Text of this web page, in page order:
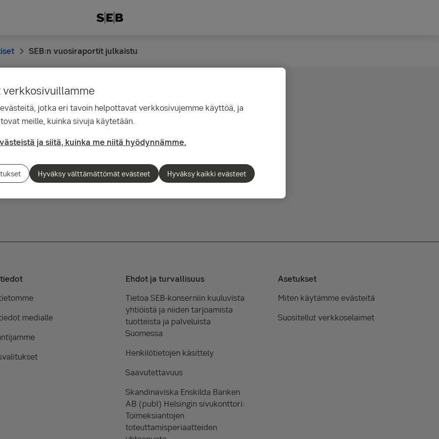
SEB:n vuosiraportit julkaistu
13.54
julkaistu
sekä vakavaraisuus- ja riskienhallintaraportit ovat nyt
medialle
Ehdot ja turvallisuus
Tietoa SEB-konserniin kuuluvista
yhtiöistä ja niiden tarjoamista
tuotteista ja palveluista
Suomessa
Henkilötietojen käsittely
Saavutettavuus
Skandinaviska Enskilda Banken
AB (publ) Helsingin sivukonttori:
Toimeksiantojen
toteuttamisperiaatteiden
Asetukset
Miten käytämme evästeitä
Suositellut verkkoselaimet
verkkosivuillamme
jotka eri tavoin helpottavat verkkosivujemme käyttöä, ja
meille, kuinka sivuja käytetään.
ja siitä, kuinka me niitä hyödynnämme.
Hyväksy välttämättömät evästeet Hyväksy kaikki evästeet